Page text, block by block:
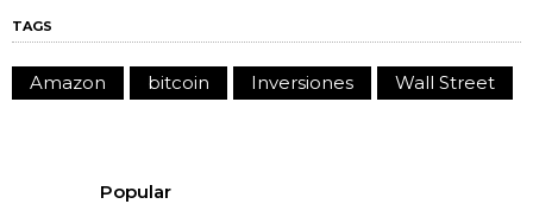
TAGS
Amazon bitcoin Inversiones Wall Street
Popular